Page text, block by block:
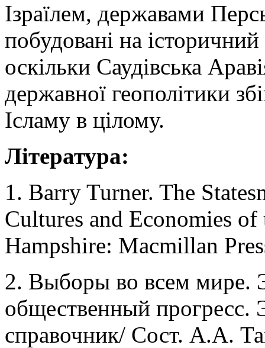
Ізраїлем, державами
побудовані на історичний
оскільки Саудівська
державної геополітики
Ісламу в цілому.
Література:
1. Barry Turner. The
Cultures and Economies
Hampshire: Macmillan
2. Выборы во всем мире.
общественный прогресс.
справочник/ Сост. А.А.